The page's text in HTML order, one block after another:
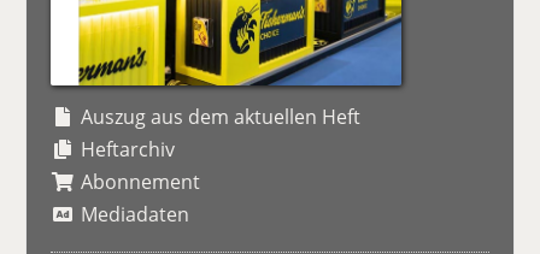
Auszug aus dem aktuellen Heft
Heftarchiv
Abonnement
Mediadaten